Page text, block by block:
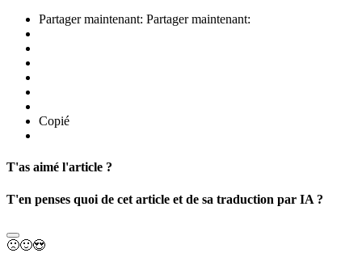
Partager maintenant: Partager maintenant:
Copié
T'as aimé l'article ?
T'en penses quoi de cet article et de sa traduction par IA ?
🙁🙂😍